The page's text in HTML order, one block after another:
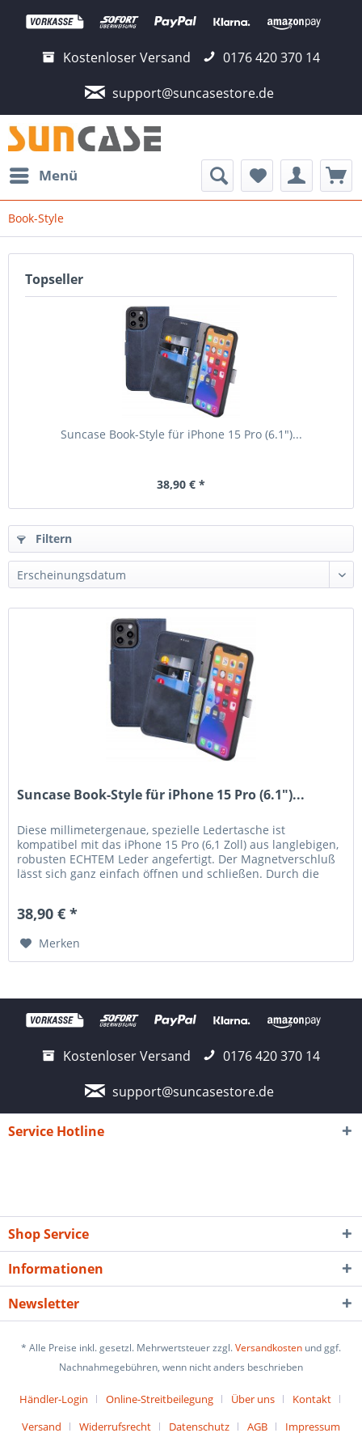
Kostenloser Versand
0176 420 370 14
support@suncasestore.de
Menü
Book-Style
Topseller
Suncase Book-Style für iPhone 15 Pro (6.1")...
38,90 € *
Filtern
Suncase Book-Style für iPhone 15 Pro (6.1")...
Diese millimetergenaue, spezielle Ledertasche ist
kompatibel mit das iPhone 15 Pro (6,1 Zoll) aus langlebigen,
robusten ECHTEM Leder angefertigt. Der Magnetverschluß
lässt sich ganz einfach öffnen und schließen. Durch die
38,90 € *
Merken
Kostenloser Versand
0176 420 370 14
support@suncasestore.de
Service Hotline
Shop Service
Informationen
Newsletter
* Alle Preise inkl. gesetzl. Mehrwertsteuer zzgl.Versandkosten und ggf.
Nachnahmegebühren, wenn nicht anders beschrieben
Händler-Login Online-Streitbeilegung Über uns
Kontakt
Versand
Widerrufsrecht Datenschutz AGB Impressum